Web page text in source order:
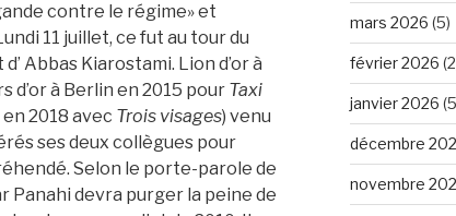
contre le régime» et
11 juillet, ce fut au tour du
Abbas Kiarostami. Lion d’or à
d’or à Berlin en 2015 pour Taxi
2018 avec Trois visages) venu
ses deux collègues pour
Selon le porte-parole de
Panahi devra purger la peine de
mars 2026 (5)
février 2026
janvier 2026
décembre
novembre